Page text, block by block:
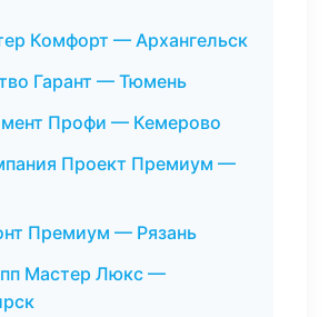
Комфорт — Архангельск
Гарант — Тюмень
Профи — Кемерово
Проект Премиум —
Премиум — Рязань
Мастер Люкс —